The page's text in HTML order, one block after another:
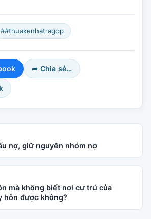
##thuakenhatragop
➦ Chia sẻ…
nợ, giữ nguyên nhóm nợ
mà không biết nơi cư trú của
hôn được không?